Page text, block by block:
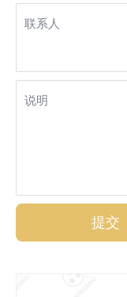
联系人
说明
提交